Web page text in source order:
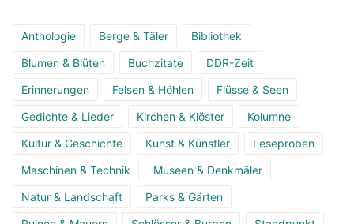
Anthologie Berge & Täler
Bibliothek
Blumen & Blüten
Buchzitate
DDR-Zeit
Erinnerungen
Felsen & Höhlen
Flüsse & Seen
Gedichte & Lieder
Kirchen & Klöster
Kolumne
Kultur & Geschichte
Kunst & Künstler
Leseproben
Maschinen & Technik
Museen & Denkmäler
Natur & Landschaft
Parks & Gärten